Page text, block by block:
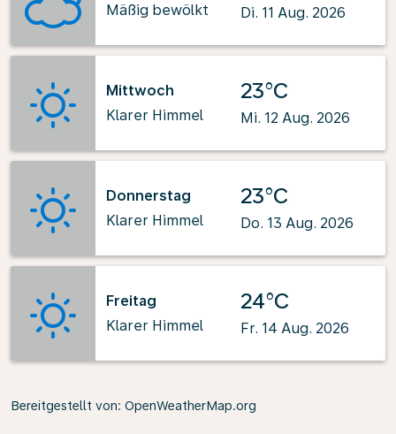
Mäßig bewölkt
Di. 11 Aug. 2026
Mittwoch
Klarer Himmel
23°C
Mi. 12 Aug. 2026
Donnerstag
Klarer Himmel
23°C
Do. 13 Aug. 2026
Freitag
Klarer Himmel
24°C
Fr. 14 Aug. 2026
Bereitgestellt von: OpenWeatherMap.org